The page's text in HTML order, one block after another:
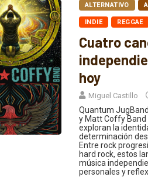
ALTERNATIVO
INDIE REGGAE
Cuatro
hoy
Miguel Castillo
Quantum
y Matt Coffy
exploran la
determinación
Entre rock
hard rock, estos
música
personales y